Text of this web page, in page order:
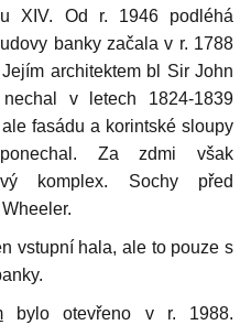
XIV. Od r. 1946 podléhá
banky začala v r. 1788
architektem bl Sir John
v letech 1824-1839
fasádu a korintské sloupy
ponechal. Za zdmi však
komplex. Sochy před
vstupní hala, ale to pouze s
bylo otevřeno v r. 1988.